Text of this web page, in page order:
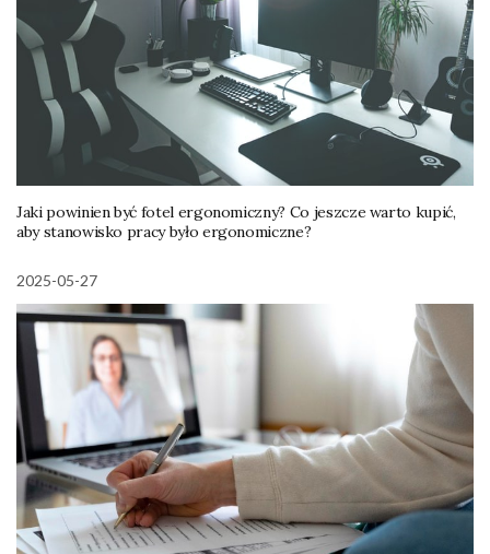
Jaki powinien być fotel ergonomiczny? Co jeszcze warto kupić,
aby stanowisko pracy było ergonomiczne?
2025-05-27